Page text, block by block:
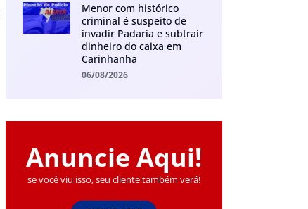
Menor com histórico
criminal é suspeito de
invadir Padaria e subtrair
dinheiro do caixa em
Carinhanha
06/08/2026
Anuncie Aqui!
se você viu isso, seu cliente também verá!